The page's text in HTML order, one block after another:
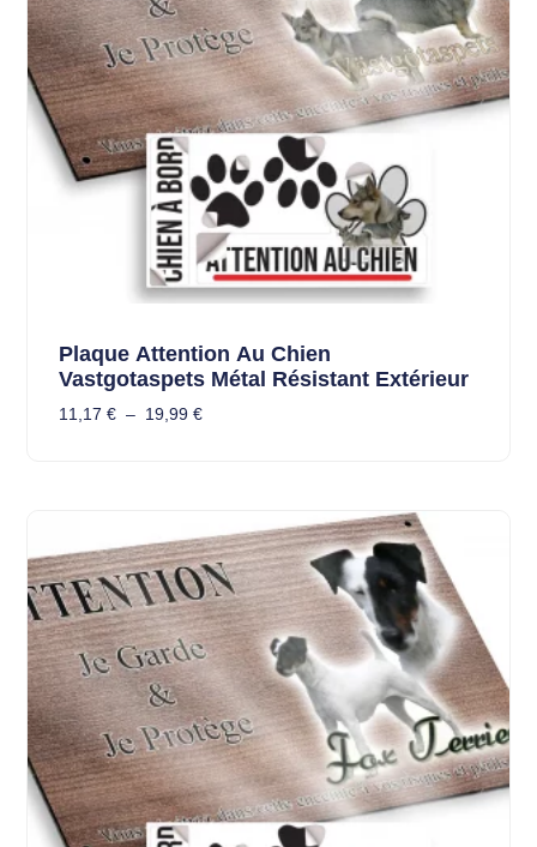
Plaque Attention Au Chien
Vastgotaspets Métal Résistant Extérieur
11,17 € – 19,99 €